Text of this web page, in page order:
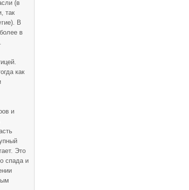
(в
так
В
в
как
и
Это
спада и